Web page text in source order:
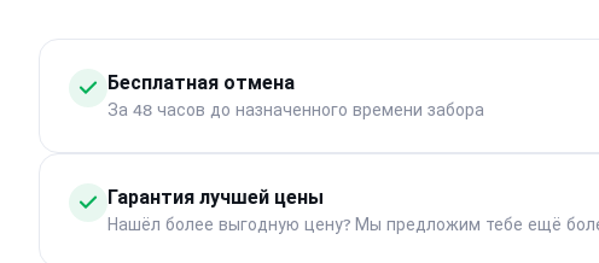
Бесплатная отмена
За 48 часов до назначенного времени забора
Гарантия лучшей цены
Нашёл более выгодную цену? Мы предложим тебе ещё